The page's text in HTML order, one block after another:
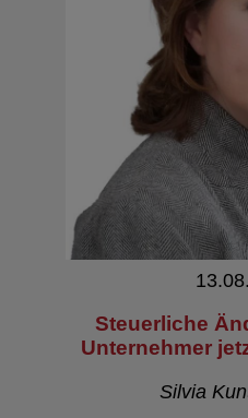
Steuerliche
Unternehmer
Silvia